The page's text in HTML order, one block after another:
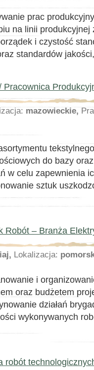
prac
na linii
i czystość
standardów
Pracownica
mazowieckie,
do bazy
w celu zapewnienia
sztuk
Robót – Branża
Lokalizacja:
i
oraz budżetem
działań
wykonywanych
robót